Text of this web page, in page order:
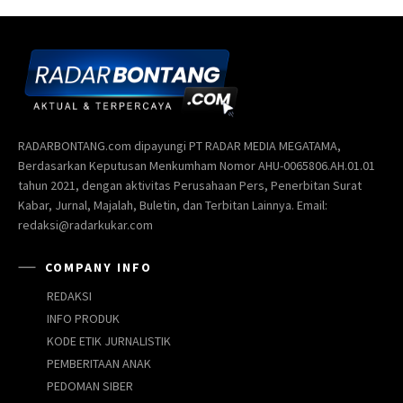
RADARBONTANG.com dipayungi PT RADAR MEDIA MEGATAMA,
Berdasarkan Keputusan Menkumham Nomor AHU-0065806.AH.01.01
tahun 2021, dengan aktivitas Perusahaan Pers, Penerbitan Surat
Kabar, Jurnal, Majalah, Buletin, dan Terbitan Lainnya. Email:
redaksi@radarkukar.com
COMPANY INFO
REDAKSI
INFO PRODUK
KODE ETIK JURNALISTIK
PEMBERITAAN ANAK
PEDOMAN SIBER